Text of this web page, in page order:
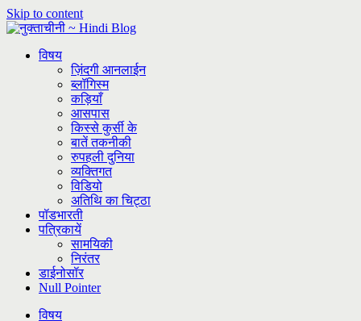
Skip to content
विषय
ज़िंदगी आनलाईन
ब्लॉगिस्म
कड़ियाँ
आसपास
किस्से कुर्सी के
बातें तकनीकी
रुपहली दुनिया
व्यक्तिगत
विडियो
अतिथि का चिट्ठा
पॉडभारती
पत्रिकायें
सामयिकी
निरंतर
डाईनोसॉर
Null Pointer
विषय